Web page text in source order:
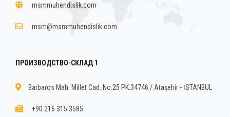
msmmuhendislik.com
msm@msmmuhendislik.com
ПРОИЗВОДСТВО-СКЛАД 1
Barbaros Mah. Millet Cad. No:25 PK.34746 / Ataşehir - İSTANBUL
+90 216 315 3585